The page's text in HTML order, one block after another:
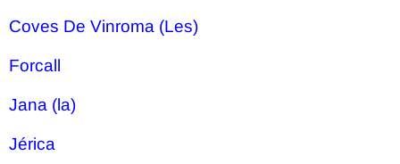
Coves De Vinroma (Les)
Forcall
Jana (la)
Jérica